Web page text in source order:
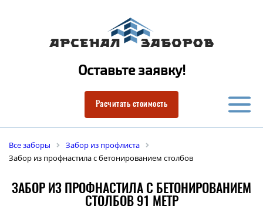
Оставьте заявку!
Расчитать стоимость
Все заборы
Забор из профлиста
Забор из профнастила с бетонированием столбов
ЗАБОР ИЗ ПРОФНАСТИЛА С БЕТОНИРОВАНИЕМ
СТОЛБОВ 91 МЕТР